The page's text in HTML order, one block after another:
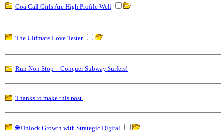
Goa Call Girls Are High Profile Well
The Ultimate Love Tester
Run Non-Stop – Conquer Subway Surfers!
Thanks to make this post.
🌐 Unlock Growth with Strategic Digital